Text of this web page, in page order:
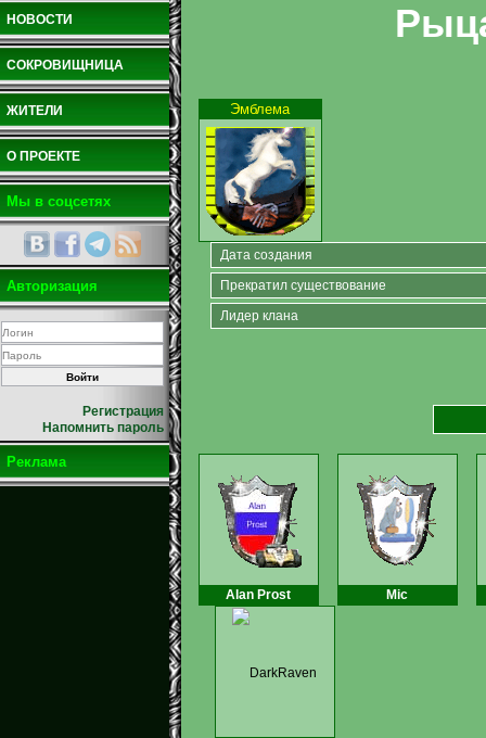
НОВОСТИ
СОКРОВИЩНИЦА
ЖИТЕЛИ
О ПРОЕКТЕ
Мы в соцсетях
Авторизация
Регистрация
Напомнить пароль
Реклама
Эмблема
Дата создания
Прекратил существование
Лидер клана
Alan Prost Mic